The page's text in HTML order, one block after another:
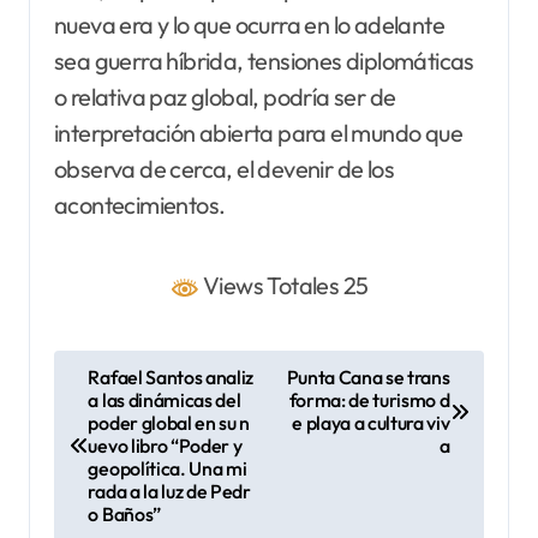
nueva era y lo que ocurra en lo adelante
sea guerra híbrida, tensiones diplomáticas
o relativa paz global, podría ser de
interpretación abierta para el mundo que
observa de cerca, el devenir de los
acontecimientos.
Views Totales 25
Rafael Santos analiz
a las dinámicas del
poder global en su n
uevo libro “Poder y
geopolítica. Una mi
rada a la luz de Pedr
o Baños”
Punta Cana se trans
forma: de turismo d
e playa a cultura viv
a